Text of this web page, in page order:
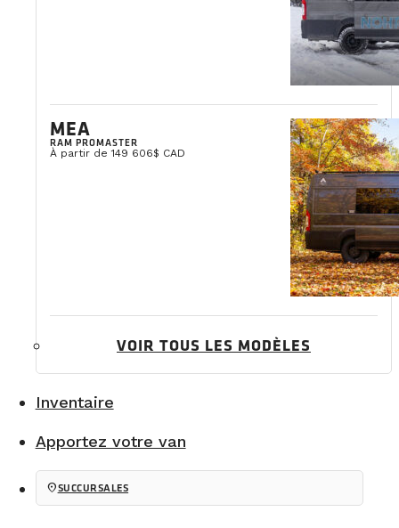
MEA
RAM PROMASTER
À partir de 149 606$ CAD
VOIR TOUS LES MODÈLES
Inventaire
Apportez votre van
location_onSUCCURSALES